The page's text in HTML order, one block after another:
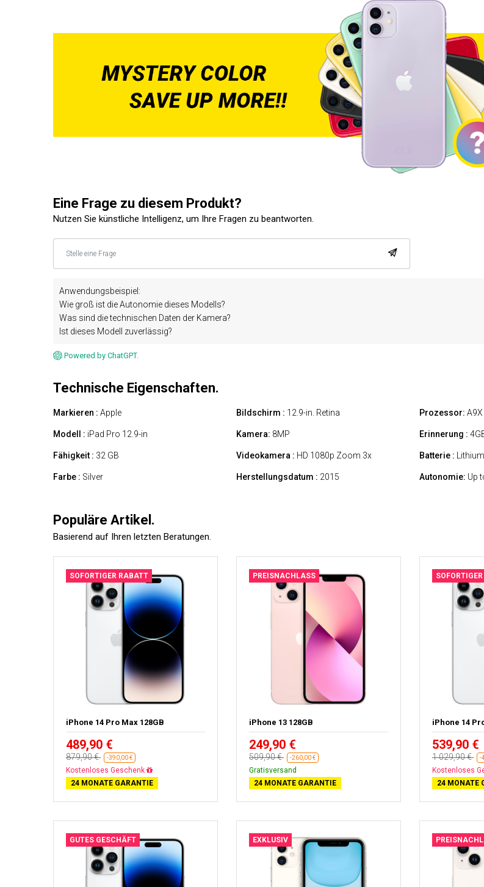
Eine Frage zu diesem Produkt?
Nutzen Sie künstliche Intelligenz, um Ihre Fragen zu beantworten.
Anwendungsbeispiel:
Wie groß ist die Autonomie dieses Modells?
Was sind die technischen Daten der Kamera?
Ist dieses Modell zuverlässig?
Powered by ChatGPT.
Technische Eigenschaften.
Markieren : Apple
Modell : iPad Pro 12.9-in
Fähigkeit : 32 GB
Farbe : Silver
Bildschirm : 12.9-in. Retina
Kamera: 8MP
Videokamera : HD 1080p Zoom 3x
Herstellungsdatum : 2015
Prozessor:
Erinnerung :
Batterie :
Autonomie: Up
Populäre Artikel.
Basierend auf Ihren letzten Beratungen.
SOFORTIGER RABATT
iPhone 14 Pro Max 128GB
489,90 €
879,90 € -390,00 €
Gratisversand
24 MONATE GARANTIE
PREISNACHLASS
iPhone 13 128GB
249,90 €
509,90 € -260,00 €
Gratisversand
24 MONATE GARANTIE
iPhone 14
539,90 €
1 029,90 € -
Gratisversand
24 MONATE
GUTES GESCHÄFT EXKLUSIV